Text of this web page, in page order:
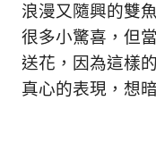
浪漫又隨興的雙
很多小驚喜，但
送花，因為這樣
真心的表現，想